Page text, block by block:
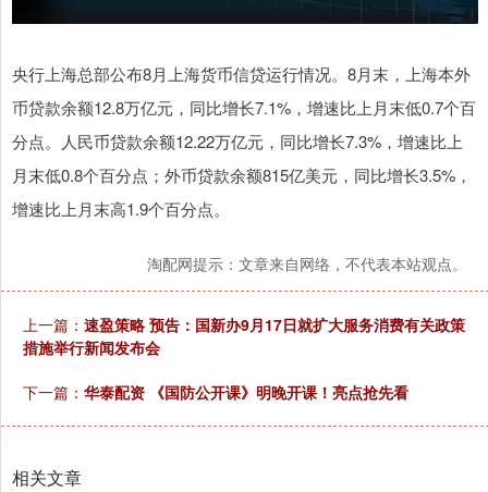
央行上海总部公布8月上海货币信贷运行情况。8月末，上海本外
币贷款余额12.8万亿元，同比增长7.1%，增速比上月末低0.7个百
分点。人民币贷款余额12.22万亿元，同比增长7.3%，增速比上
月末低0.8个百分点；外币贷款余额815亿美元，同比增长3.5%，
增速比上月末高1.9个百分点。
淘配网提示：文章来自网络，不代表本站观点。
上一篇： 速盈策略 预告：国新办9月17日就扩大服务消费有关政策
措施举行新闻发布会
下一篇： 华泰配资 《国防公开课》明晚开课！亮点抢先看
相关文章